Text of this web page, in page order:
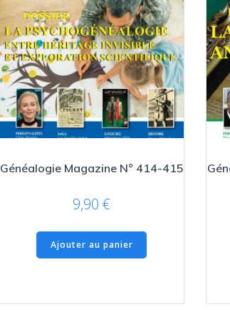
Généalogie Magazine N° 414-415
9,90 €
Ajouter au panier